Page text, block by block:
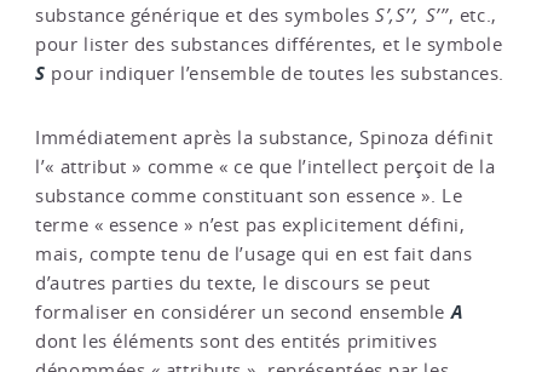
substance générique et des symbolesS’,S’’, S’’’, etc.,
pour lister des substances différentes, et le symbole
S pour indiquer l’ensemble de toutes les substances.
Immédiatement après la substance, Spinoza définit
l’« attribut » comme « ce que l’intellect perçoit de la
substance comme constituant son essence ». Le
terme « essence » n’est pas explicitement défini,
mais, compte tenu de l’usage qui en est fait dans
d’autres parties du texte, le discours se peut
formaliser en considérer un second ensembleA
dont les éléments sont des entités primitives